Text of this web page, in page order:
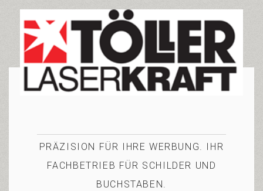
PRÄZISION FÜR IHRE WERBUNG. IHR
FACHBETRIEB FÜR SCHILDER UND
BUCHSTABEN.